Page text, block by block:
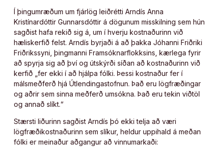
Í þingumræðum um fjárlög leiðrétti Arndís Anna
Kristínardóttir Gunnarsdóttir á dögunum misskilning sem hún
sagðist hafa rekið sig á, um í hverju kostnaðurinn við
hæliskerfið felst. Arndís byrjaði á að þakka Jóhanni Friðriki
Friðrikssyni, þingmanni Framsóknarflokksins, kærlega fyrir
að spyrja sig að því og útskýrði síðan að kostnaðurinn við
kerfið „fer ekki í að hjálpa fólki. Þessi kostnaður fer í
málsmeðferð hjá Útlendingastofnun. Það eru lögfræðingar
og aðrir sem sinna meðferð umsókna. Það eru tekin viðtöl
og annað slíkt.“
Stærsti liðurinn sagðist Arndís þó ekki telja að væri
lögfræðikostnaðurinn sem slíkur, heldur uppihald á meðan
fólki er meinaður aðgangur að vinnumarkaði: